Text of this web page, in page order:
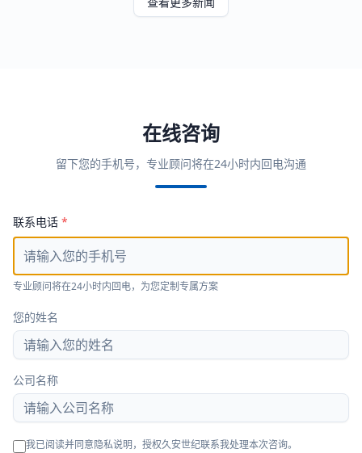
在线咨询
留下您的手机号，专业顾问将在24小时内回电沟通
联系电话 *
专业顾问将在24小时内回电，为您定制专属方案
您的姓名
公司名称
我已阅读并同意隐私说明，授权久安世纪联系我处理本次咨询。